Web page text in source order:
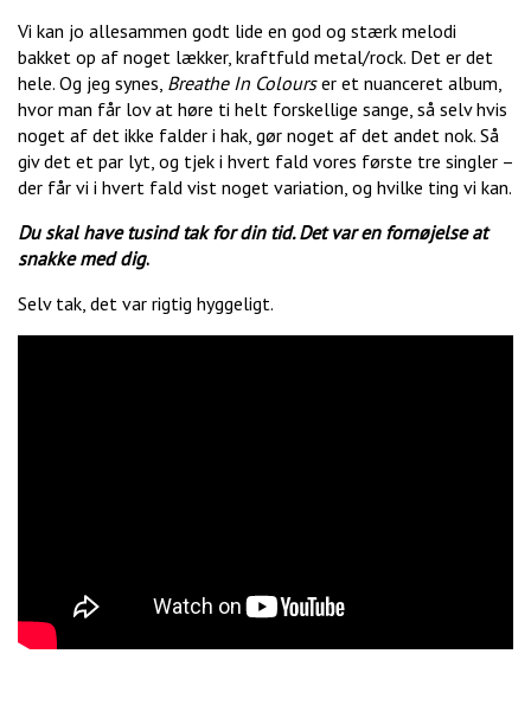
Vi kan jo allesammen godt lide en god og stærk melodi
bakket op af noget lækker, kraftfuld metal/rock. Det er det
hele. Og jeg synes, Breathe In Colourser et nuanceret album,
hvor man får lov at høre ti helt forskellige sange, så selv hvis
noget af det ikke falder i hak, gør noget af det andet nok. Så
giv det et par lyt, og tjek i hvert fald vores første tre singler –
der får vi i hvert fald vist noget variation, og hvilke ting vi kan.
Du skal have tusind tak for din tid. Det var en fornøjelse at
snakke med dig.
Selv tak, det var rigtig hyggeligt.